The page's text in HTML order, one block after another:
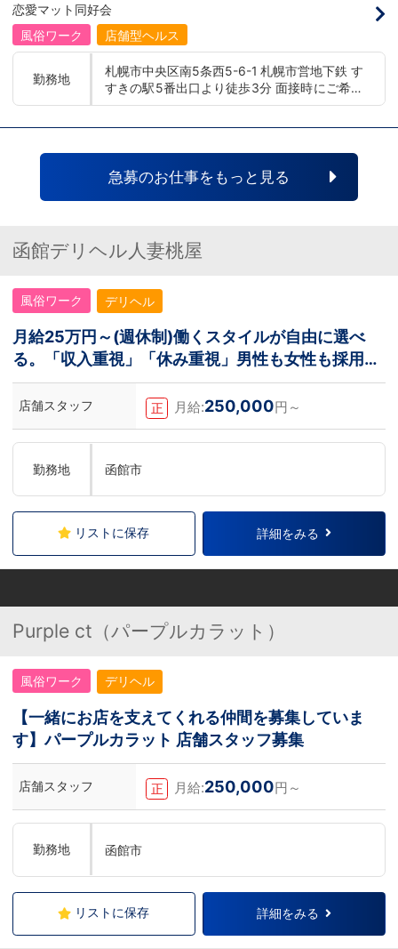
様が笑顔になると自分も嬉しい・お客様だ
けでなく、働く仲間もキャストさんも笑顔
為にはどうしたらいいのか？を考えられる
上記のような方が当グループでは活躍の場
を広げています。他にも…・失敗しても諦
い！・環境を変えてチャレンジしたい！・
経験がないからダメという事は一切なく、
自分の将来のビジョンの為にこうしたい！
こうなりたい！と強い意志を持ってる方に
も平等にチャンスがある職場になっていま
してきた方が圧倒的に多いです。「ちょっ
と求めてる人物像と自分は違うかも…？」
考えてください。全てが当てはまる人の方
が少ないと思います。ココは自分にも当て
はまる！で十分なんです。まずは応募し
て、面接時にあなたの想いを聞かせてくだ
さい。その後、私たちの想いを説明させて
いただきます。その話の中で共感できる
ちしております！！
t in 3 or more languages인바운드 대책 철
저 공략무조건 월급 40만엔부터 시작!어
底的入站策略無條件月薪 400,000 日圓起
推出語言津貼能說至少三種語言者優先
恋愛マット同好会
風俗ワーク
店舗型ヘルス
勤務地
札幌市中央区南5条西5-6-1 札幌市営地下鉄 す
すきの駅5番出口より徒歩3分 面接時にご希望
の勤務地をお伺いし、配属店舗を決定いたし
鉄南北線すすきの駅 ■横浜エリア：神奈川県
横浜市中区 ・京急線黄金町駅、日ノ出町駅 ・
市営地下鉄阪東橋駅、伊勢佐木長者町駅 ・JR
横浜線関内駅 ■土浦エリア：茨城県土浦市桜
急募のお仕事をもっと見る
函館デリヘル人妻桃屋
風俗ワーク デリヘル
月給25万円～(週休制)働くスタイルが自由に選べ
る。「収入重視」「休み重視」男性も女性も採用
中！！
店舗スタッフ 正 月給:250,000円～
勤務地 函館市
リストに保存 詳細をみる
Purple ct（パープルカラット）
風俗ワーク デリヘル
【一緒にお店を支えてくれる仲間を募集していま
す】パープルカラット 店舗スタッフ募集
店舗スタッフ 正 月給:250,000円～
勤務地 函館市
リストに保存 詳細をみる